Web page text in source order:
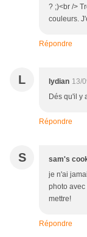
? ;)<br />
couleurs.
Répondre
L lydian 13/
Dés qu'il y
Répondre
S sam's
je n'ai
photo
mettre!
Répondre